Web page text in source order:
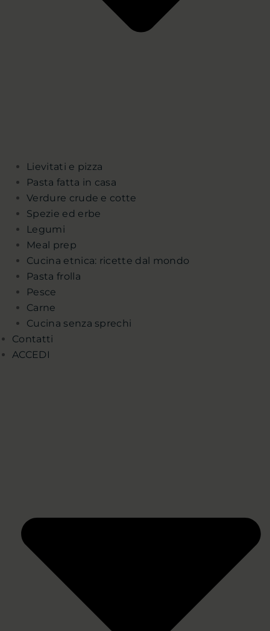
Lievitati e pizza
Pasta fatta in casa
Verdure crude e cotte
Spezie ed erbe
Legumi
Meal prep
Cucina etnica: ricette dal mondo
Pasta frolla
Pesce
Carne
Cucina senza sprechi
Contatti
ACCEDI